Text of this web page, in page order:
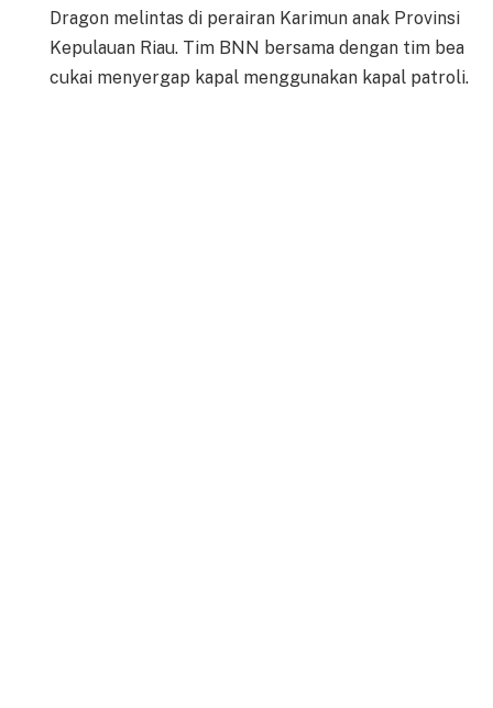
Dragon melintas di perairan Karimun anak Provinsi
Kepulauan Riau. Tim BNN bersama dengan tim bea
cukai menyergap kapal menggunakan kapal patroli.